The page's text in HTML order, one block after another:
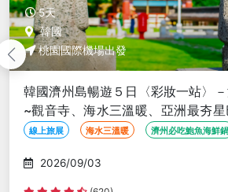
5天
韓國
桃園國際機場出發
韓國濟州島暢遊５日〈彩妝一站〉
~觀音寺、海水三溫暖、亞洲最夯
食線上旅展 海水三溫暖 濟州必吃鮑魚海鮮鍋
2026/09/03